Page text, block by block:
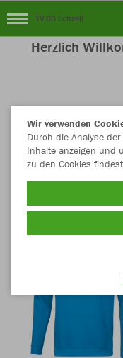
TV 03 Echzell
Herzlich
Nachhaltig
Wir verwenden
Durch die Analyse
Inhalte anzeigen und
zu den Cookies